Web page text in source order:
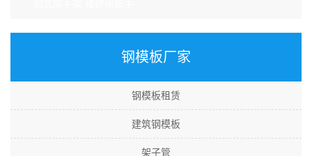
架 建筑工地快拆架
钢模板厂家
钢模板租赁
建筑钢模板
架子管